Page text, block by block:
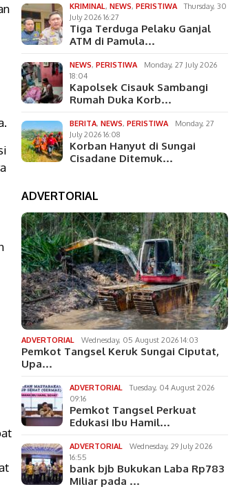
KRIMINAL,NEWS,PERISTIWA
Thursday, 30
July 2026 16:27
Tiga Terduga Pelaku Ganjal
ATM di Pamula…
NEWS,PERISTIWA
Monday, 27 July 2026
18:04
Kapolsek Cisauk Sambangi
Rumah Duka Korb…
BERITA,NEWS,PERISTIWA
Monday, 27
July 2026 16:08
Korban Hanyut di Sungai
Cisadane Ditemuk…
ADVERTORIAL
ADVERTORIAL Wednesday, 05 August 2026 14:03
Pemkot Tangsel Keruk Sungai Ciputat,
Upa…
ADVERTORIAL
Tuesday, 04 August 2026
09:16
Pemkot Tangsel Perkuat
Edukasi Ibu Hamil…
ADVERTORIAL
Wednesday, 29 July 2026
16:55
bank bjb Bukukan Laba Rp783
Miliar pada …